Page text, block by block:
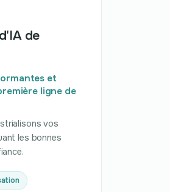
de
et
ligne de
vos
les bonnes